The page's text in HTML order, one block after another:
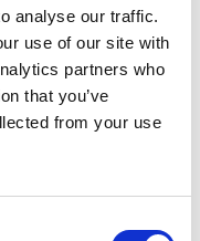
analyse our traffic.
use of our site with
partners who
that you’ve
from your use